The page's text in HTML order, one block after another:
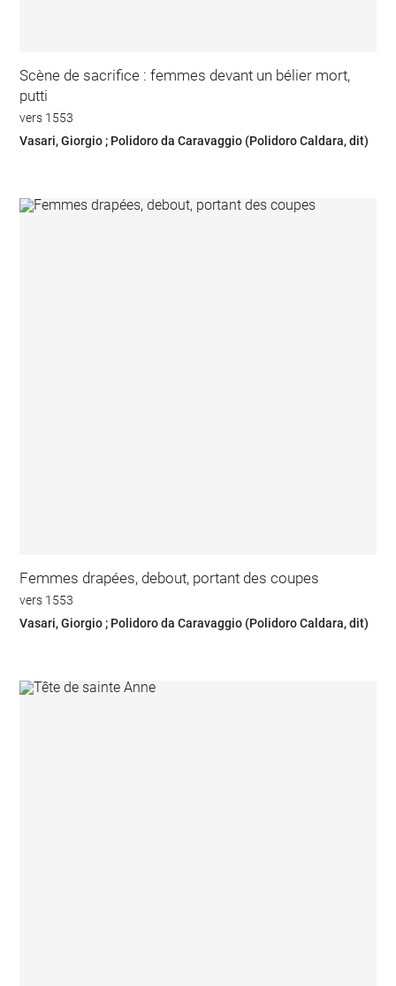
Scène de sacrifice : femmes devant un bélier mort,
putti
vers 1553
Vasari, Giorgio ; Polidoro da Caravaggio (Polidoro Caldara, dit)
Femmes drapées, debout, portant des coupes
vers 1553
Vasari, Giorgio ; Polidoro da Caravaggio (Polidoro Caldara, dit)